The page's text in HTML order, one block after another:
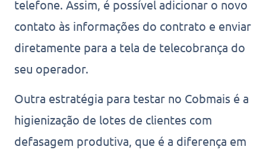
telefone. Assim, é possível adicionar o novo
contato às informações do contrato e enviar
diretamente para a tela de telecobrança do
seu operador.
Outra estratégia para testar no Cobmais é a
higienização de lotes de clientes com
defasagem produtiva, que é a diferença em